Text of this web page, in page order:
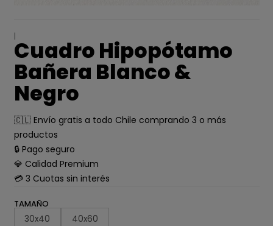
|
Cuadro Hipopótamo
Bañera Blanco &
Negro
🇨🇱 Envío gratis a todo Chile comprando 3 o más
productos
🔒 Pago seguro
💎 Calidad Premium
💳 3 Cuotas sin interés
TAMAÑO
30x40 40x60